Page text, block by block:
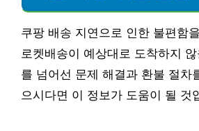
쿠팡 배송 지연으로 인한 불편함
로켓배송이 예상대로 도착하지
를 넘어선 문제 해결과 환불 절차
으시다면 이 정보가 도움이 될 것